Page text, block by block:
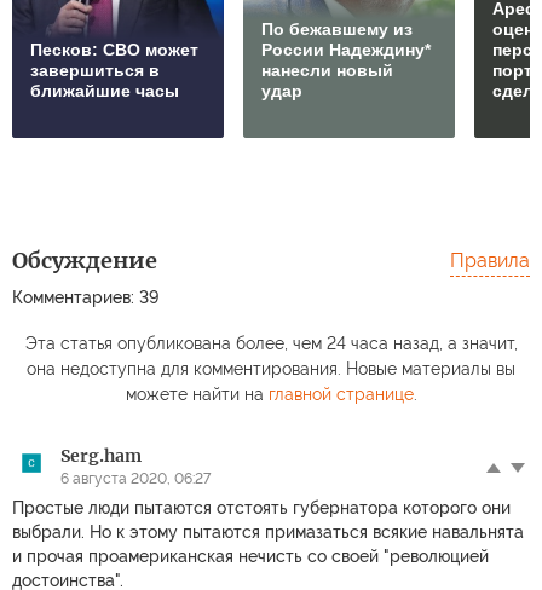
Песков: СВО может
завершиться в
ближайшие часы
По бежавшему из
России Надеждину*
нанесли новый
удар
Обсуждение
Комментариев: 39
Правила
Эта статья опубликована более, чем 24 часа назад, а значит,
она недоступна для комментирования. Новые материалы вы
можете найти на главной странице.
Serg.ham
6 августа 2020, 06:27
Простые люди пытаются отстоять губернатора которого они
выбрали. Но к этому пытаются примазаться всякие навальнята
и прочая проамериканская нечисть со своей "революцией
достоинства".